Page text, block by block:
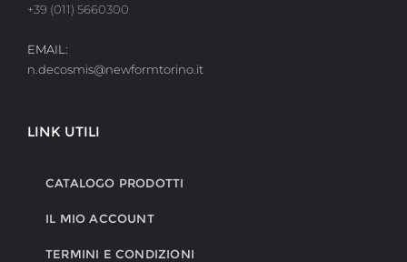
+39 (011) 5660300
EMAIL:
n.decosmis@newformtorino.it
LINK UTILI
CATALOGO PRODOTTI
IL MIO ACCOUNT
TERMINI E CONDIZIONI